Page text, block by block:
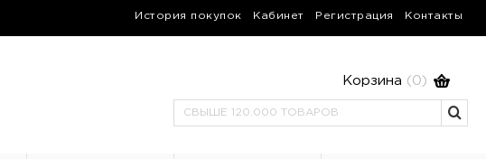
История покупок Кабинет Регистрация Контакты
Корзина (0)